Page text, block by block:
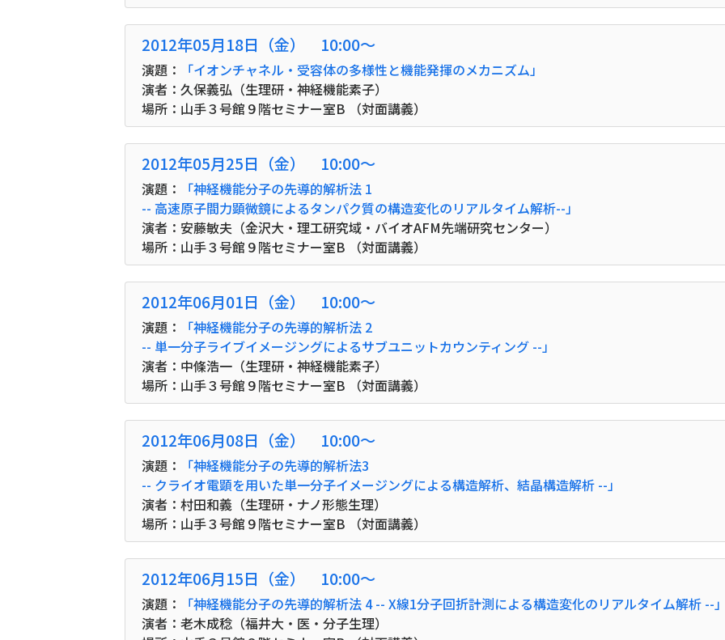
2012年05月18日（金） 10:00〜
演題：
「イオンチャネル・受容体の多様性と機能発揮のメカニズム」
演者：久保義弘（生理研・神経機能素子）
場所：山手３号館９階セミナー室B （対面講義）
2012年05月25日（金） 10:00〜
演題：
「神経機能分子の先導的解析法 1
-- 高速原子間力顕微鏡によるタンパク質の構造変化のリアルタイム解析--」
演者：安藤敏夫（金沢大・理工研究域・バイオAFM先端研究センター）
場所：山手３号館９階セミナー室B （対面講義）
2012年06月01日（金） 10:00〜
演題：
「神経機能分子の先導的解析法 2
-- 単一分子ライブイメージングによるサブユニットカウンティング --」
演者：中條浩一（生理研・神経機能素子）
場所：山手３号館９階セミナー室B （対面講義）
2012年06月08日（金） 10:00〜
演題：
「神経機能分子の先導的解析法3
-- クライオ電顕を用いた単一分子イメージングによる構造解析、結晶構造解析 --」
演者：村田和義（生理研・ナノ形態生理）
場所：山手３号館９階セミナー室B （対面講義）
2012年06月15日（金） 10:00〜
演題：
「神経機能分子の先導的解析法 4 -- X線1分子回折計測による構造変化のリアルタイム解析 --
演者：老木成稔（福井大・医・分子生理）